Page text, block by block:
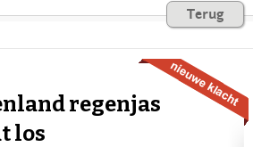
Terug
regenjas
los